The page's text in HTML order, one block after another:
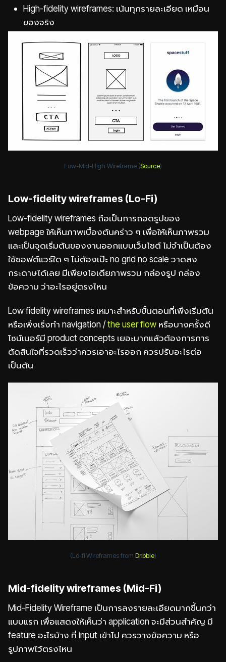
High-fidelity wireframes: เน้นทุกรายละเอียด เหมือน
ของจริง
Low-Mid-High Wireframe (Source)
Low-fidelity wireframes (Lo-Fi)
Low-fidelity wireframes ถือเป็นการถอดรูปของ
webpage ให้เห็นภาพเบื้องต้นคร่าว ๆ เพื่อให้เห็นภาพรวม
และเป็นจุดเริ่มต้นของงานออกแบบเว็บไซต์ ไม่จำเป็นต้อง
ใช้ซอฟต์แวร์ใด ๆ ไม่ต้องเป๊ะ no grid no scale วาดลง
กระดาษได้เลย มีเพียงไอเดียภาพรวม กล่องรูป กล่อง
ข้อความ ว่าอะไรอยู่ตรงไหน
Low fidelity wireframes เหมาะสำหรับขั้นตอนที่เพิ่งเริ่มต้น
หรือเพิ่งเริ่งทำ navigation /the user flow หรือบางครั้งดี
ไซน์เนอร์มี product concepts เยอะมากแล้วต้องการการ
ตัดสินใจที่รวดเร็วว่าควรเอาอะไรออก ควรปรับอะไรต่อ
เป็นต้น
(Lo-fi Wireframes from Dribble)
Mid-fidelity wireframes (Mid-Fi)
Mid-Fidelity Wireframe เป็นการลงรายละเอียดมากขึ้นกว่า
แบบแรก เพื่อแสดงให้เห็นว่า application จะมีส่วนสำคัญ มี
feature อะไรบ้าง ที่ input เข้าไป ควรวางข้อความ หรือ
รูปภาพไว้ตรงไหน